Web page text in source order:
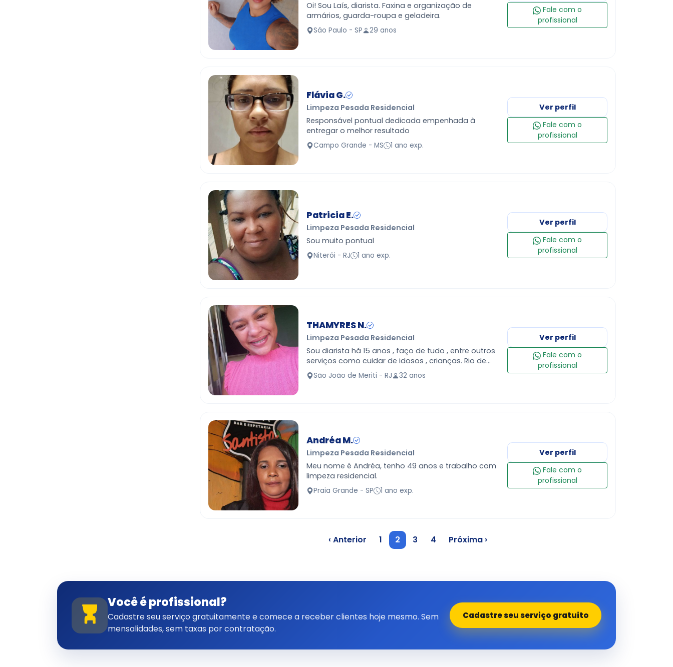
Oi! Sou Laís, diarista. Faxina e organização de
armários, guarda-roupa e geladeira.
São Paulo - SP 29 anos
Fale com o
profissional
Flávia G.
Limpeza Pesada Residencial
Responsável pontual dedicada empenhada à
entregar o melhor resultado
Campo Grande - MS 1 ano exp.
Ver perfil
Fale com o
profissional
Patricia E.
Limpeza Pesada Residencial
Sou muito pontual
Niterói - RJ 1 ano exp.
Ver perfil
Fale com o
profissional
THAMYRES N.
Limpeza Pesada Residencial
Sou diarista há 15 anos , faço de tudo , entre outros
serviços como cuidar de idosos , crianças. Rio de
janeiro
São João de Meriti - RJ 32 anos
Ver perfil
Fale com o
profissional
Andréa M.
Limpeza Pesada Residencial
Meu nome é Andréa, tenho 49 anos e trabalho com
limpeza residencial.
Praia Grande - SP 1 ano exp.
Ver perfil
Fale com o
profissional
‹ Anterior 1 2 3 4 Próxima ›
Você é profissional?
Cadastre seu serviço gratuitamente e comece a receber clientes hoje mesmo. Sem
mensalidades, sem taxas por contratação.
Cadastre seu serviço gratuito